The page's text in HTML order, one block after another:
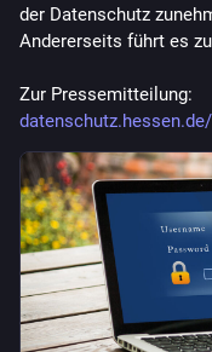
der Datenschutz
Andererseits führt es
Zur Pressemitteilung: